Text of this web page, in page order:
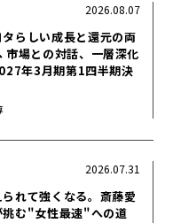
タらしい成長と還元の両
市場との対話、一層深化
年3月期第1四半期決
2026.08.07
れて強くなる。斎藤愛
挑む"女性最速"への道
2026.07.31